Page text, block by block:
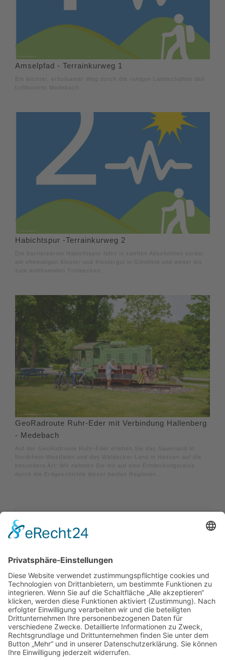
Amselpfad - Terrainkurweg 1
Ein leichter, erholsamer Weg durch die ruhigen Landschaften des
Luftkurorts Medebach.
Habichtspur -Terrainkurweg 2
Die barrierearme Habichtspur führt in sanften Abschnitten vorbei
am ehemaligen Kloster und Klostergut in Glindfeld und weiter bis
zum wohltuenden Tretbecken.
GeoRadroute Ruhr-Eder mit Verbindung Hallenberg
- Medebach
Auf der GeoRadroute Ruhr-Eder erleben Sie das Sauerland in
Nordrhein-Westfalen und das Waldecker Land in Hessen auf die
besondere Art: Wir nehmen Sie mit auf eine Entdeckungsreise
durch die Erdgeschichte dieser beiden Regionen.
Impressum|Kontakt|Datenschutzerklärung |
Barrierefreiheitserklärung